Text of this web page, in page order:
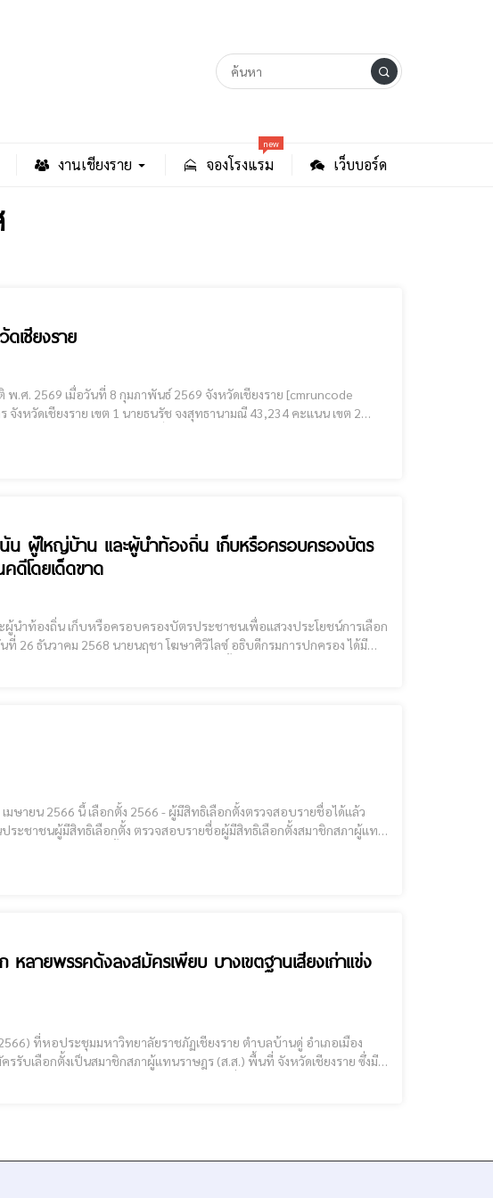
งานเชียงราย จองโรงแรม
new
เว็บบอร์ด
เชียงราย
เมื่อวันที่ 8 กุมภาพันธ์ 2569 จังหวัดเชียงราย [cmruncode
น ผู้ใหญ่บ้าน และผู้นำท้องถิ่น เก็บหรือครอบครองบัตร
ดีโดยเด็ดขาด
นำท้องถิ่น เก็บหรือครอบครองบัตรประชาชนเพื่อแสวงประโยชน์การเลือก
ตั้งตรวจสอบรายชื่อได้แล้ว
ะชาชนผู้มีสิทธิเลือกตั้ง ตรวจสอบรายชื่อผู้มีสิทธิเลือกตั้งสมาชิกสภาผู้แทน
ลายพรรคดังลงสมัครเพียบ บางเขตฐานเสียงเก่าแข่ง
รรับเลือกตั้งเป็นสมาชิกสภาผู้แทนราษฎร (ส.ส.) พื้นที่ จังหวัดเชียงราย ซึ่งมี